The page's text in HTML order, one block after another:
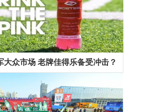
大众市场 老牌佳得乐备受冲击？